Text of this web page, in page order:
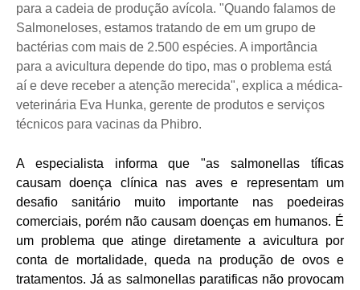
para a cadeia de produção avícola. "Quando falamos de
Salmoneloses, estamos tratando de em um grupo de
bactérias com mais de 2.500 espécies. A importância
para a avicultura depende do tipo, mas o problema está
aí e deve receber a atenção merecida", explica a médica-
veterinária Eva Hunka, gerente de produtos e serviços
técnicos para vacinas da Phibro.
A especialista informa que "as salmonellas tíficas
causam doença clínica nas aves e representam um
desafio sanitário muito importante nas poedeiras
comerciais, porém não causam doenças em humanos. É
um problema que atinge diretamente a avicultura por
conta de mortalidade, queda na produção de ovos e
tratamentos. Já as salmonellas paratificas não provocam